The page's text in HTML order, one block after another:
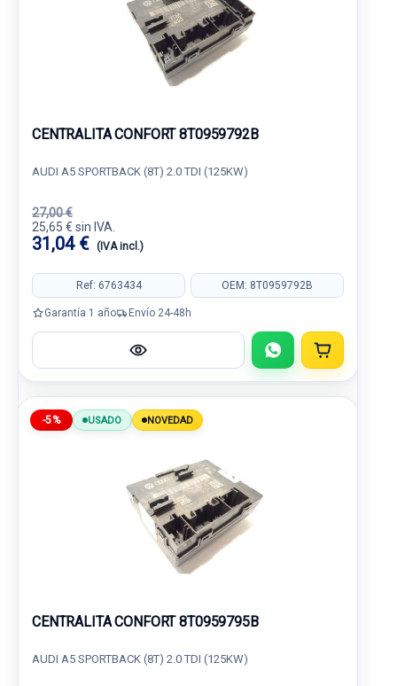
CENTRALITA CONFORT 8T0959792B
AUDI A5 SPORTBACK (8T) 2.0 TDI (125KW)
27,00 €
25,65 € sin IVA.
31,04 € (IVA incl.)
Ref: 6763434 OEM: 8T0959792B
Garantía 1 año Envío 24-48h
-5% USADO NOVEDAD
CENTRALITA CONFORT 8T0959795B
AUDI A5 SPORTBACK (8T) 2.0 TDI (125KW)